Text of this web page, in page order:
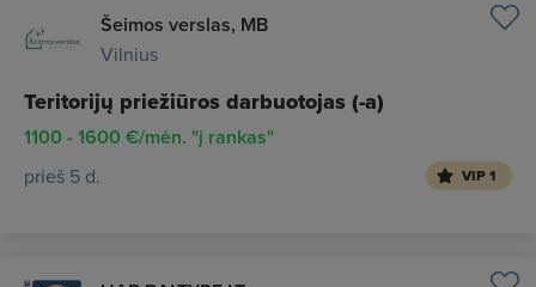
Šeimos verslas, MB
Vilnius
Teritorijų priežiūros darbuotojas (-a)
1100 - 1600 €/mėn. "į rankas"
prieš 5 d. VIP 1